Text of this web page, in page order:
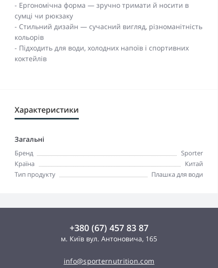
- Ергономічна форма — зручно тримати й носити в
сумці чи рюкзаку
- Стильний дизайн — сучасний вигляд, різноманітність
кольорів
- Підходить для води, холодних напоїв і спортивних
коктейлів
Характеристики
Загальні
Бренд
Sporter
Країна
Китай
Тип продукту
Плашка для води
+380 (67) 457 83 87
м. Київ вул. Антоновича, 165
info@sporternutrition.com